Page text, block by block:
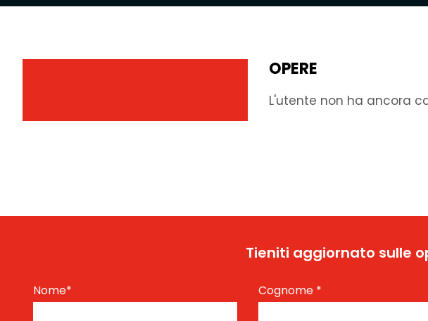
OPERE
L'utente non ha ancora
Tieniti aggiornato sulle
Nome* Cognome *